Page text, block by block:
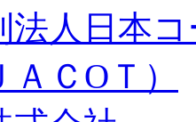
法人日本
ＣОＴ）